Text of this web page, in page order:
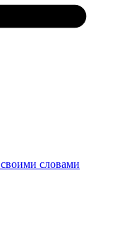
словами